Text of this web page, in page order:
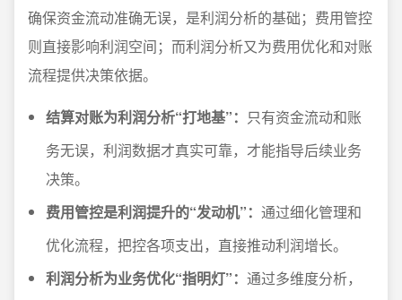
确保资金流动准确无误，是利润分析的基础；费用管控
则直接影响利润空间；而利润分析又为费用优化和对账
流程提供决策依据。
结算对账为利润分析“打地基”： 只有资金流动和账
务无误，利润数据才真实可靠，才能指导后续业务
决策。
费用管控是利润提升的“发动机”： 通过细化管理和
优化流程，把控各项支出，直接推动利润增长。
利润分析为业务优化“指明灯”： 通过多维度分析，